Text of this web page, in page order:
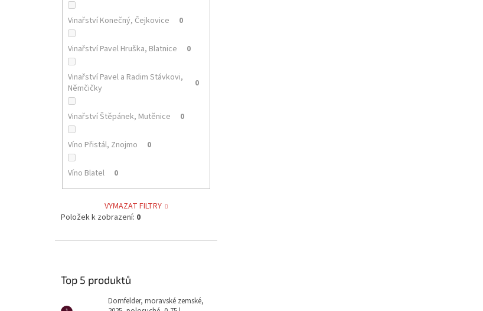
Vinařství Konečný, Čejkovice 0
Vinařství Pavel Hruška, Blatnice 0
Vinařství Pavel a Radim Stávkovi,
Němčičky
0
Vinařství Štěpánek, Mutěnice 0
Víno Přistál, Znojmo 0
Víno Blatel 0
VYMAZAT FILTRY
Položek k zobrazení: 0
Top 5 produktů
Dornfelder, moravské zemské,